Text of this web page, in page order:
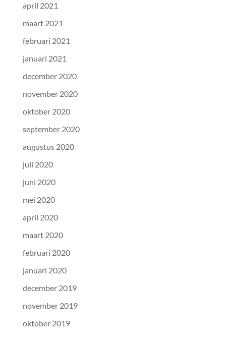
april 2021
maart 2021
februari 2021
januari 2021
december 2020
november 2020
oktober 2020
september 2020
augustus 2020
juli 2020
juni 2020
mei 2020
april 2020
maart 2020
februari 2020
januari 2020
december 2019
november 2019
oktober 2019